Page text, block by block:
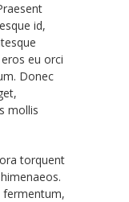
id,
eu orci
Donec
mollis
torquent
fermentum,